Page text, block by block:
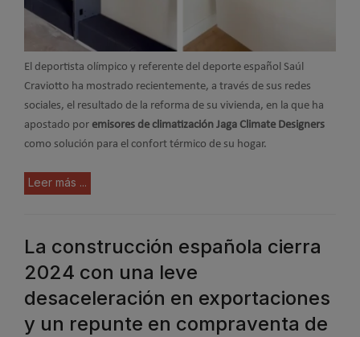
El deportista olímpico y referente del deporte español Saúl
Craviotto ha mostrado recientemente, a través de sus redes
sociales, el resultado de la reforma de su vivienda, en la que ha
apostado por emisores de climatización Jaga Climate Designers
como solución para el confort térmico de su hogar.
Leer más ...
La construcción española cierra
2024 con una leve
desaceleración en exportaciones
y un repunte en compraventa de